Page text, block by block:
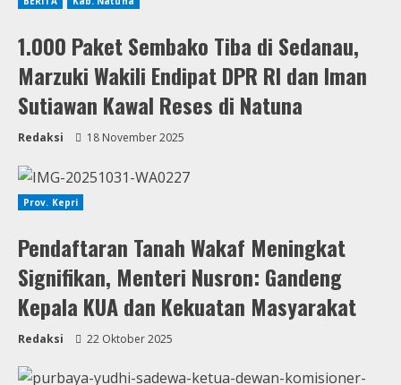
1.000 Paket Sembako Tiba di Sedanau,
Marzuki Wakili Endipat DPR RI dan Iman
Sutiawan Kawal Reses di Natuna
Redaksi 18 November 2025
Prov. Kepri
Pendaftaran Tanah Wakaf Meningkat
Signifikan, Menteri Nusron: Gandeng
Kepala KUA dan Kekuatan Masyarakat
Redaksi 22 Oktober 2025